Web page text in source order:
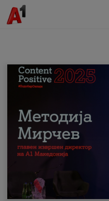
МК EN
Приватни Деловни
Поддршка
Надополни кредит